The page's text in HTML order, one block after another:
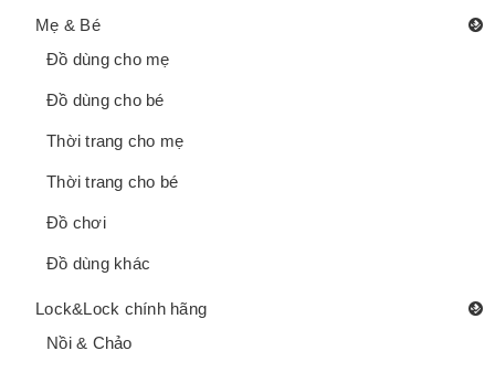
Mẹ & Bé
Đồ dùng cho mẹ
Đồ dùng cho bé
Thời trang cho mẹ
Thời trang cho bé
Đồ chơi
Đồ dùng khác
Lock&Lock chính hãng
Nồi & Chảo